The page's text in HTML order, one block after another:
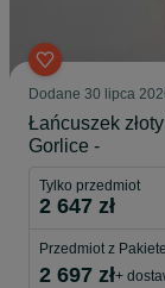
Dodane 30 lipca
Łańcuszek
Gorlice -
Tylko przedmiot
2 647 zł
Przedmiot z
2 697 zł+